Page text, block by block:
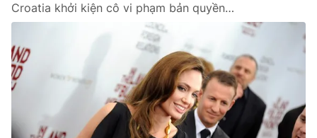
Liên hệ tòa soạn English
THỜI BÁO VTV
Croatia khởi kiện cô vi phạm bản quyền…